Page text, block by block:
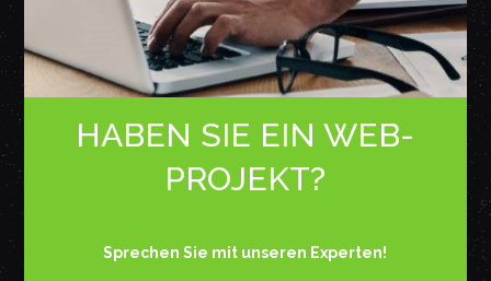
HABEN SIE EIN WEB-
PROJEKT?
Sprechen Sie mit unseren Experten!